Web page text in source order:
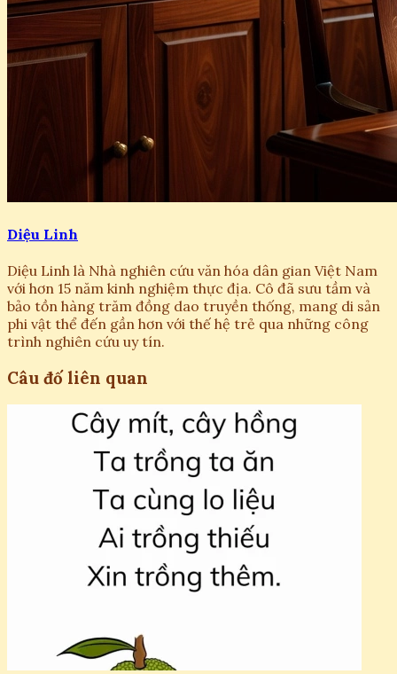
Diệu Linh
Diệu Linh là Nhà nghiên cứu văn hóa dân gian Việt Nam
với hơn 15 năm kinh nghiệm thực địa. Cô đã sưu tầm và
bảo tồn hàng trăm đồng dao truyền thống, mang di sản
phi vật thể đến gần hơn với thế hệ trẻ qua những công
trình nghiên cứu uy tín.
Câu đố liên quan